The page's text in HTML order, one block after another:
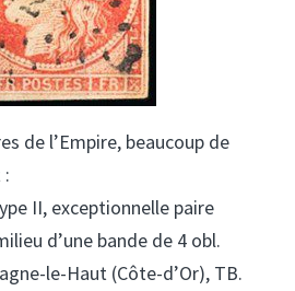
de l’Empire, beaucoup de
II, exceptionnelle paire
d’une bande de 4 obl.
le-Haut (Côte-d’Or), TB.